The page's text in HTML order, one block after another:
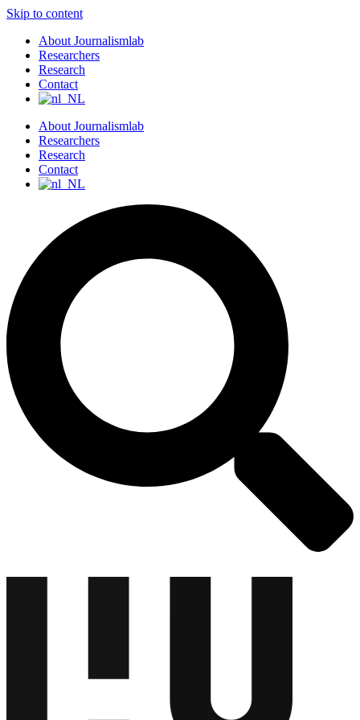
Skip to content
About Journalismlab
Researchers
Research
Contact
About Journalismlab
Researchers
Research
Contact